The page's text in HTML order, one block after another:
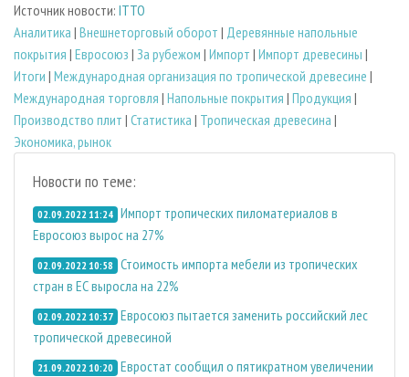
Источник новости: ITTO
Аналитика | Внешнеторговый оборот | Деревянные напольные
покрытия | Евросоюз | За рубежом | Импорт | Импорт древесины |
Итоги | Международная организация по тропической древесине |
Международная торговля | Напольные покрытия | Продукция |
Производство плит | Статистика | Тропическая древесина |
Экономика, рынок
Новости по теме:
02.09.2022 11:24 Импорт тропических пиломатериалов в
Евросоюз вырос на 27%
02.09.2022 10:58 Стоимость импорта мебели из тропических
стран в ЕС выросла на 22%
02.09.2022 10:37 Евросоюз пытается заменить российский лес
тропической древесиной
21.09.2022 10:20 Евростат сообщил о пятикратном увеличении